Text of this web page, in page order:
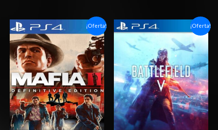
¡Oferta!
Rango
de
precios:
desde
$6.03
hasta
$10.03
¡Oferta!
Rango
de
precios:
$6.03
hasta
$10.03